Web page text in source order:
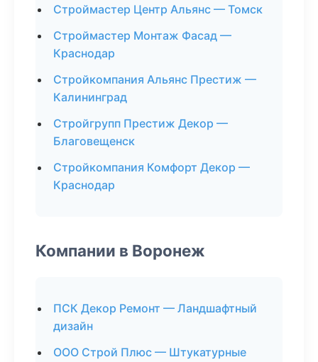
Строймастер Центр Альянс — Томск
Строймастер Монтаж Фасад —
Краснодар
Стройкомпания Альянс Престиж —
Калининград
Стройгрупп Престиж Декор —
Благовещенск
Стройкомпания Комфорт Декор —
Краснодар
Компании в Воронеж
ПСК Декор Ремонт — Ландшафтный
дизайн
ООО Строй Плюс — Штукатурные